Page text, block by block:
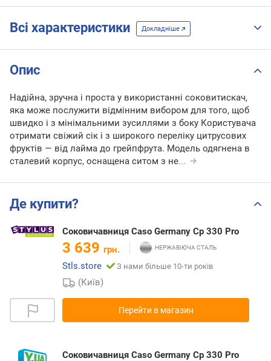
Всі характеристики Докладніше
Опис
Надійна, зручна і проста у використанні соковитискач,
яка може послужити відмінним вибором для того, щоб
швидко і з мінімальними зусиллями з боку Користувача
отримати свіжий сік і з широкого переліку цитрусових
фруктів — від лайма до грейпфрута. Модель одягнена в
сталевий корпус, оснащена ситом з не...
Де купити?
Соковичавниця Caso Germany Cp 330 Pro
3 639 грн.
Stls.store
З нами більше 10-ти років
(Київ)
Перейти в магазин
Соковичавниця Caso Germany Cp 330 Pro